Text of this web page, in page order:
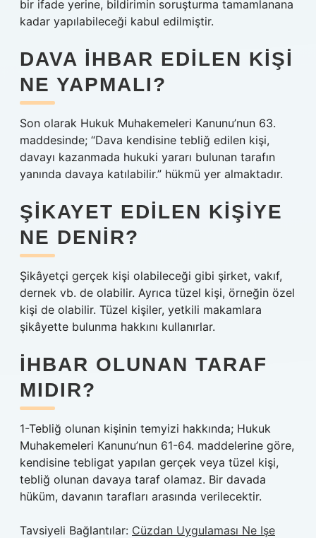
bir ifade yerine, bildirimin soruşturma tamamlanana
kadar yapılabileceği kabul edilmiştir.
DAVA IHBAR EDILEN KIŞI
NE YAPMALI?
Son olarak Hukuk Muhakemeleri Kanunu’nun 63.
maddesinde; “Dava kendisine tebliğ edilen kişi,
davayı kazanmada hukuki yararı bulunan tarafın
yanında davaya katılabilir.” hükmü yer almaktadır.
ŞIKAYET EDILEN KIŞIYE
NE DENIR?
Şikâyetçi gerçek kişi olabileceği gibi şirket, vakıf,
dernek vb. de olabilir. Ayrıca tüzel kişi, örneğin özel
kişi de olabilir. Tüzel kişiler, yetkili makamlara
şikâyette bulunma hakkını kullanırlar.
İHBAR OLUNAN TARAF
MIDIR?
1-Tebliğ olunan kişinin temyizi hakkında; Hukuk
Muhakemeleri Kanunu’nun 61-64. maddelerine göre,
kendisine tebligat yapılan gerçek veya tüzel kişi,
tebliğ olunan davaya taraf olamaz. Bir davada
hüküm, davanın tarafları arasında verilecektir.
Tavsiyeli Bağlantılar: Cüzdan Uygulaması Ne Işe